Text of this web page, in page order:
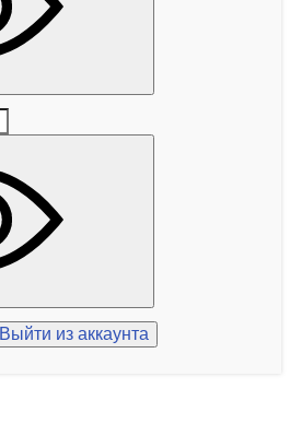
Выйти из аккаунта